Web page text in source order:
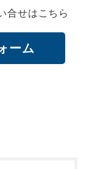
合せはこちら
ーム